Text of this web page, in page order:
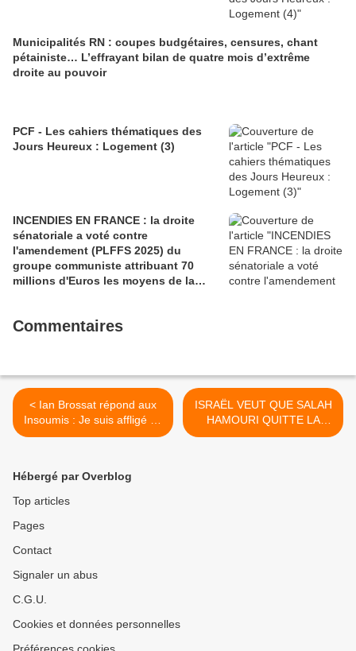
Municipalités RN : coupes budgétaires, censures, chant
pétainiste… L’effrayant bilan de quatre mois d’extrême
droite au pouvoir
PCF - Les cahiers thématiques des
Jours Heureux : Logement (3)
INCENDIES EN FRANCE : la droite
sénatoriale a voté contre
l'amendement (PLFFS 2025) du
groupe communiste attribuant 70
millions d'Euros les moyens de la
Commentaires
< Ian Brossat répond aux
Insoumis : Je suis affligé de
voir certains flancher sur la
ISRAËL VEUT QUE SALAH
HAMOURI QUITTE LA
PALESTINE, MAIS IL NE
Hébergé par Overblog
Top articles
Pages
Contact
Signaler un abus
C.G.U.
Cookies et données personnelles